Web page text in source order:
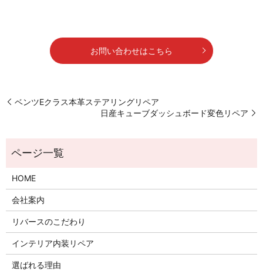
お問い合わせはこちら
ベンツEクラス本革ステアリングリペア
日産キューブダッシュボード変色リペア
HOME
会社案内
リバースのこだわり
インテリア内装リペア
選ばれる理由